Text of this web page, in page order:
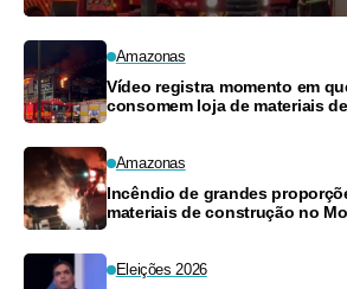
Amazonas
Vídeo registra momento em
consomem loja de materiais
Amazonas
Incêndio de grandes
materiais de construção no
Eleições 2026